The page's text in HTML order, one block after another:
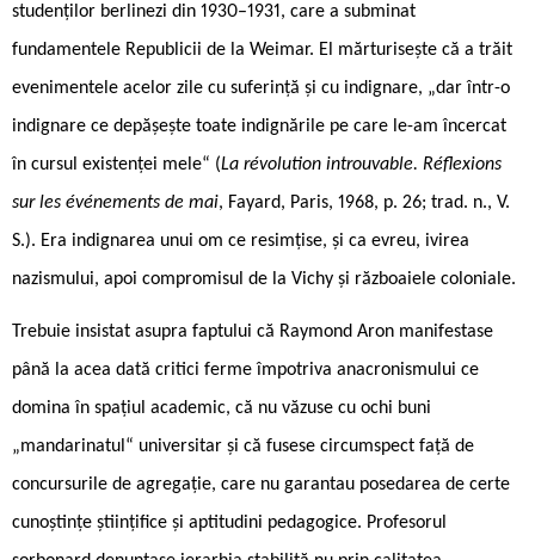
studenților berlinezi din 1930–1931, care a subminat
fundamentele Republicii de la Weimar. El mărturisește că a trăit
evenimentele acelor zile cu suferință și cu indignare, „dar într-o
indignare ce depășește toate indignările pe care le-am încercat
în cursul existenței mele“ (La révolution introuvable. Réflexions
sur les événements de mai, Fayard, Paris, 1968, p. 26; trad. n., V.
S.). Era indignarea unui om ce resimțise, și ca evreu, ivirea
nazismului, apoi compromisul de la Vichy și războaiele coloniale.
Trebuie insistat asupra faptului că Raymond Aron manifestase
până la acea dată critici ferme împotriva anacronismului ce
domina în spațiul academic, că nu văzuse cu ochi buni
„mandarinatul“ universitar și că fusese circumspect față de
concursurile de agregație, care nu garantau posedarea de certe
cunoștințe științifice și aptitudini pedagogice. Profesorul